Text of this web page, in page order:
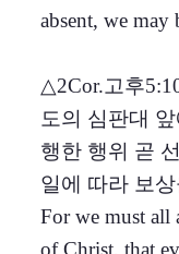
absent, we may
△2Cor.고후
도의 심판대
행한 행위 곧
일에 따라 보
For we must all
of Christ, that